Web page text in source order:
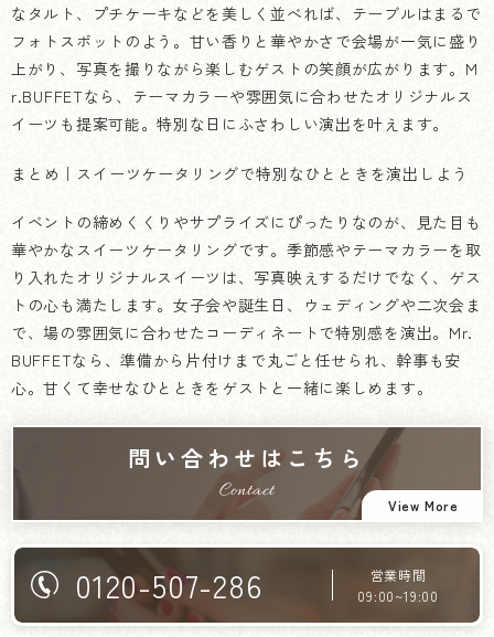
なタルト、プチケーキなどを美しく並べれば、テーブルはまるで
フォトスポットのよう。甘い香りと華やかさで会場が一気に盛り
上がり、写真を撮りながら楽しむゲストの笑顔が広がります。M
r.BUFFETなら、テーマカラーや雰囲気に合わせたオリジナルス
イーツも提案可能。特別な日にふさわしい演出を叶えます。
まとめ｜スイーツケータリングで特別なひとときを演出しよう
イベントの締めくくりやサプライズにぴったりなのが、見た目も
華やかなスイーツケータリングです。季節感やテーマカラーを取
り入れたオリジナルスイーツは、写真映えするだけでなく、ゲス
トの心も満たします。女子会や誕生日、ウェディングや二次会ま
で、場の雰囲気に合わせたコーディネートで特別感を演出。Mr.
BUFFETなら、準備から片付けまで丸ごと任せられ、幹事も安
心。甘くて幸せなひとときをゲストと一緒に楽しめます。
問い合わせはこちら
Contact
View More
0120-507-286
営業時間
09:00~19:00